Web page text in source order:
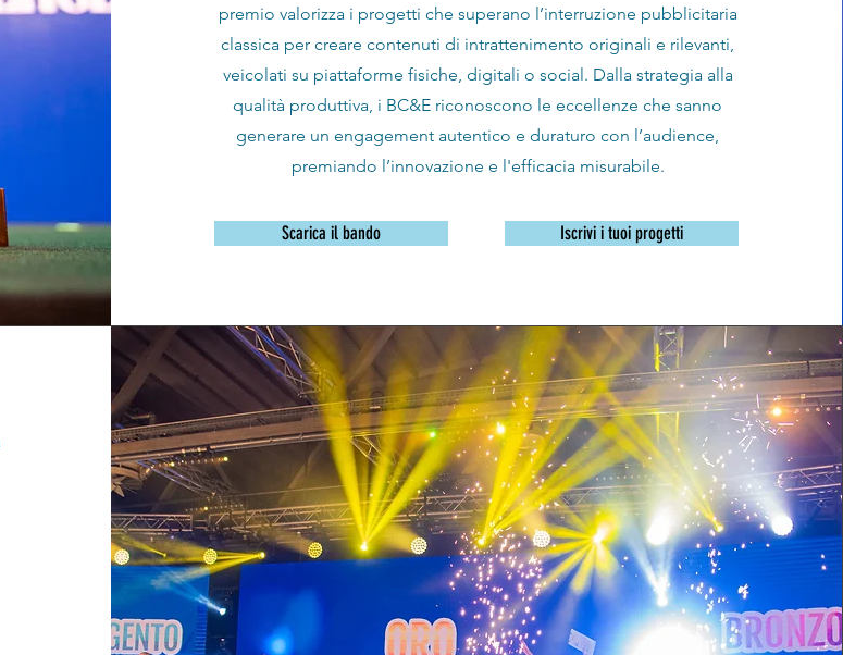
premio valorizza i progetti che superano l’interruzione pubblicitaria
classica per creare contenuti di intrattenimento originali e rilevanti,
veicolati su piattaforme fisiche, digitali o social. Dalla strategia alla
qualità produttiva, i BC&E riconoscono le eccellenze che sanno
generare un engagement autentico e duraturo con l’audience,
premiando l’innovazione e l'efficacia misurabile.
Scarica il bando Iscrivi i tuoi progetti